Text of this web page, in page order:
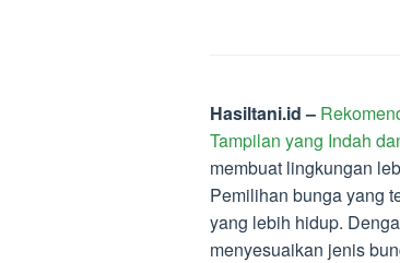
Hasiltani.id –
Tampilan yang Indah
membuat lingkungan
Pemilihan bunga yang
yang lebih hidup.
menyesuaikan jenis